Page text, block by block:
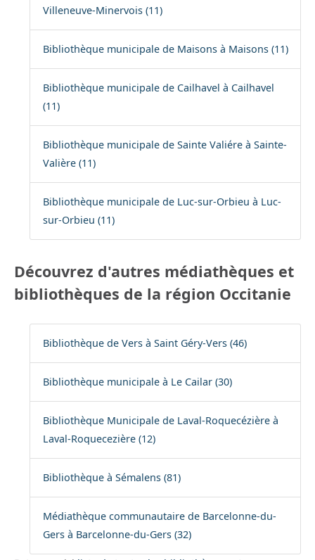
Villeneuve-Minervois (11)
Bibliothèque municipale de Maisons à Maisons (11)
Bibliothèque municipale de Cailhavel à Cailhavel
(11)
Bibliothèque municipale de Sainte Valiére à Sainte-
Valière (11)
Bibliothèque municipale de Luc-sur-Orbieu à Luc-
sur-Orbieu (11)
Découvrez d'autres médiathèques et
bibliothèques de la région Occitanie
Bibliothèque de Vers à Saint Géry-Vers (46)
Bibliothèque municipale à Le Cailar (30)
Bibliothèque Municipale de Laval-Roquecézière à
Laval-Roquecezière (12)
Bibliothèque à Sémalens (81)
Médiathèque communautaire de Barcelonne-du-
Gers à Barcelonne-du-Gers (32)